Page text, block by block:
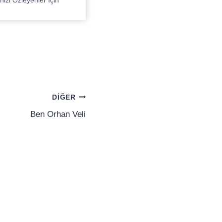
DIĞER
Ben Orhan Veli